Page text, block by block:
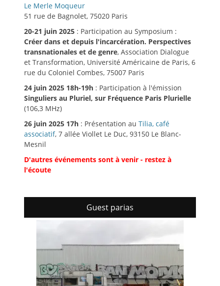
Le Merle Moqueur
51 rue de Bagnolet, 75020 Paris
20-21 juin 2025 : Participation au Symposium :
Créer dans et depuis l'incarcération. Perspectives
transnationales et de genre, Association Dialogue
et Transformation, Université Américaine de Paris, 6
rue du Coloniel Combes, 75007 Paris
24 juin 2025 18h-19h : Participation à l'émission
Singuliers au Pluriel, sur Fréquence Paris Plurielle
(106,3 MHz)
26 juin 2025 17h : Présentation au Tilia, café
associatif, 7 allée Viollet Le Duc, 93150 Le Blanc-
Mesnil
D'autres événements sont à venir - restez à
l'écoute
Guest parias